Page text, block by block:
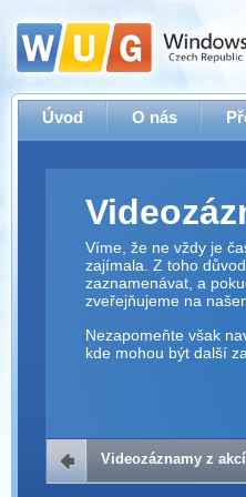
Úvod O nás
Víme, že ne vždy je
zajímala. Z toho
zaznamenávat, a
zveřejňujeme na
Nezapomeňte však
kde mohou být další
Videozáznamy z akcí